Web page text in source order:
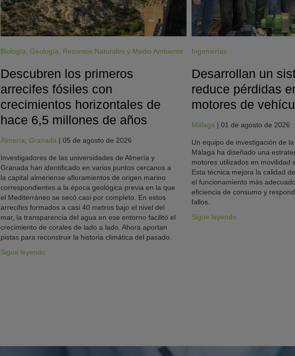
Biología ,Geología Recursos Naturales y Medio Ambiente
Descubren los primeros
arrecifes fósiles con
crecimientos horizontales de
hace 6,5 millones de años
Almería ,Granada |05 de agosto de 2026
Investigadores de las universidades de Almería y
Granada han identificado en varios puntos cercanos a
la capital almeriense afloramientos de origen marino
correspondientes a la época geológica previa en la que
el Mediterráneo se secó casi por completo. En estos
arrecifes formados a casi 40 metros bajo el nivel del
mar, la transparencia del agua en ese entorno facilitó el
crecimiento de corales de lado a lado. Ahora aportan
pistas para reconstruir la historia climática del pasado.
Sigue leyendo
Ingenierías
Desarrollan un
reduce pérdidas
motores de
Málaga | 01 de agosto de 2026
Un equipo de investigación de
Málaga ha diseñado una
motores utilizados en movilidad
Esta técnica mejora la calidad
el funcionamiento más
eficiencia de consumo y
fallos.
Sigue leyendo